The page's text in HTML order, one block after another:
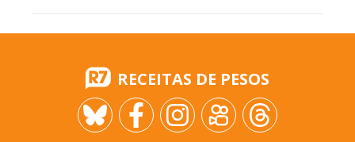
RECEITAS DE PESOS